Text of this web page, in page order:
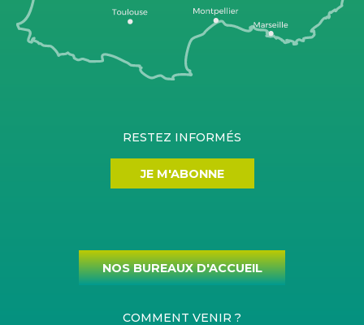
RESTEZ INFORMÉS
JE M'ABONNE
NOS BUREAUX D'ACCUEIL
COMMENT VENIR ?